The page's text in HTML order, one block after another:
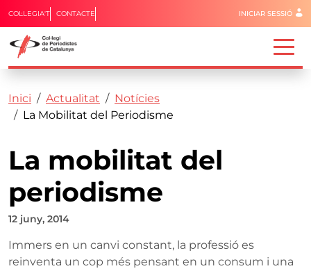
Vés al contingut
Capçalera
COL·LEGIA'T CONTACTE Menú del
INICIAR SESSIÓ
Fil d'ariadna
Inici Actualitat
Notícies
La Mobilitat del Periodisme
La mobilitat del
periodisme
12 juny, 2014
Immers en un canvi constant, la professió es
reinventa un cop més pensant en un consum i una